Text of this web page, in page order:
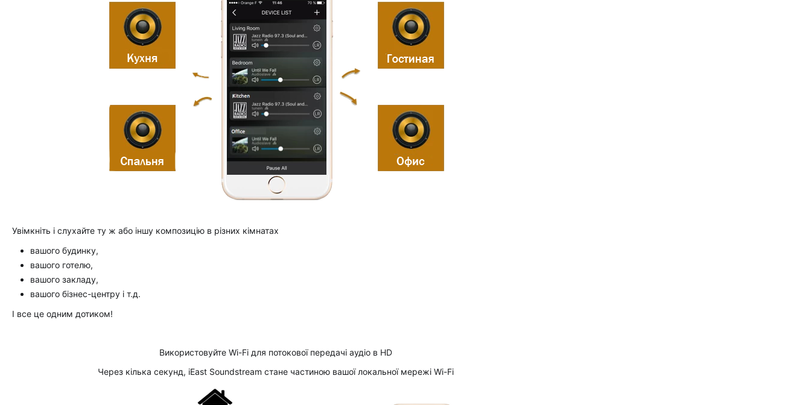
Увімкніть і слухайте ту ж або іншу композицію в різних кімнатах
вашого будинку,
вашого готелю,
вашого закладу,
вашого бізнес-центру і т.д.
І все це одним дотиком!
Використовуйте Wi-Fi для потокової передачі аудіо в HD
Через кілька секунд, iEast Soundstream стане частиною вашої локальної мережі Wi-Fi